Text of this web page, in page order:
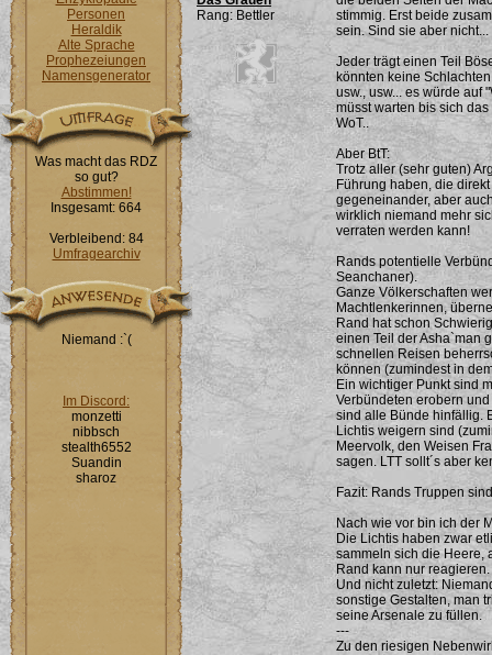
Personen
Heraldik
Alte Sprache
Prophezeiungen
Namensgenerator
Was macht das RDZ
so gut?
Abstimmen!
Insgesamt: 664
Verbleibend: 84
Umfragearchiv
Niemand :`(
Im Discord:
monzetti
nibbsch
stealth6552
Suandin
sharoz
Rang: Bettler
stimmig. Erst beide
sein. Sind sie aber nicht...
Jeder trägt einen Teil
könnten keine
usw., usw... es würde auf
müsst warten bis sich
WoT..
Aber BtT:
Trotz aller (sehr guten)
Führung haben, die
gegeneinander, aber
wirklich niemand mehr
verraten werden kann!
Rands potentielle
Seanchaner).
Ganze Völkerschaften
Machtlenkerinnen,
Rand hat schon
einen Teil der Asha`man
schnellen Reisen
können (zumindest in
Ein wichtiger Punkt sind
Verbündeten erobern
sind alle Bünde hinfällig.
Lichtis weigern sind
Meervolk, den Weisen
sagen. LTT sollt´s aber
Fazit: Rands Truppen
Nach wie vor bin ich der
Die Lichtis haben zwar
sammeln sich die Heere,
Rand kann nur
Und nicht zuletzt:
sonstige Gestalten, man
seine Arsenale zu füllen.
---
Zu den riesigen